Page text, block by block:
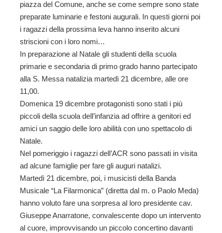
piazza del Comune, anche se come sempre sono state
preparate luminarie e festoni augurali. In questi giorni poi
i ragazzi della prossima leva hanno inserito alcuni
striscioni con i loro nomi…
In preparazione al Natale gli studenti della scuola
primarie e secondaria di primo grado hanno partecipato
alla S. Messa natalizia martedì 21 dicembre, alle ore
11,00.
Domenica 19 dicembre protagonisti sono stati i più
piccoli della scuola dell’infanzia ad offrire a genitori ed
amici un saggio delle loro abilità con uno spettacolo di
Natale.
Nel pomeriggio i ragazzi dell’ACR sono passati in visita
ad alcune famiglie per fare gli auguri natalizi.
Martedì 21 dicembre, poi, i musicisti della Banda
Musicale “La Filarmonica” (diretta dal m. o Paolo Meda)
hanno voluto fare una sorpresa al loro presidente cav.
Giuseppe Anarratone, convalescente dopo un intervento
al cuore, improvvisando un piccolo concertino davanti